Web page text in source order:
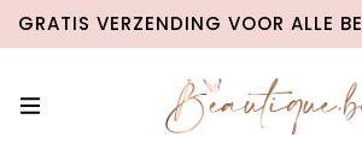
GRATIS VERZENDING VOOR ALLE
VANAF €100 IN BELGIË & €120